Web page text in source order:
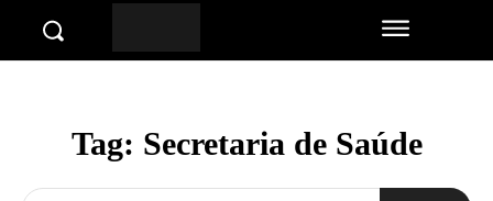
Tag: Secretaria de Saúde